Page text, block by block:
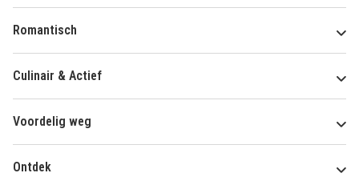
Romantisch
Culinair & Actief
Voordelig weg
Ontdek